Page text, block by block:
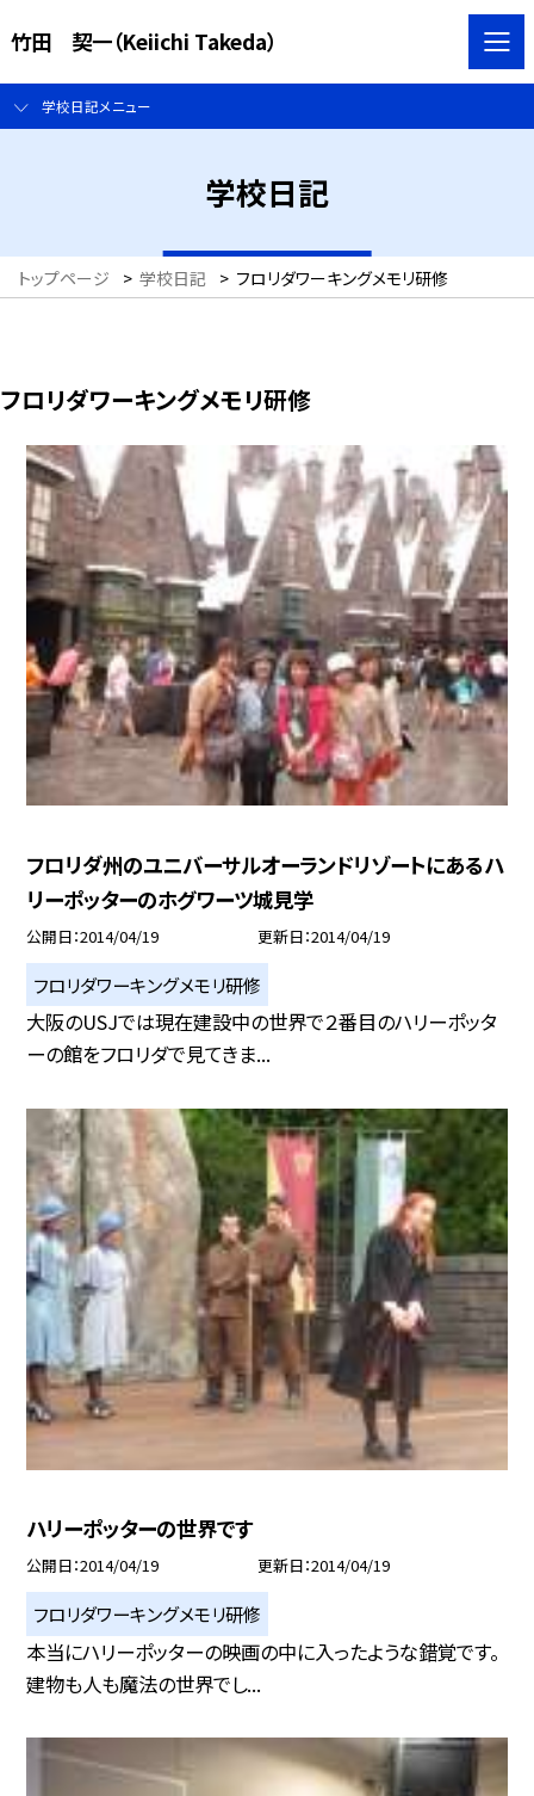
竹田 契一（Keiichi Takeda）
学校日記メニュー
学校日記
トップページ > 学校日記 > フロリダワーキングメモリ研修
フロリダワーキングメモリ研修
フロリダ州のユニバーサルオーランドリゾートにあるハ
リーポッターのホグワーツ城見学
公開日 2014/04/19 更新日 2014/04/19
フロリダワーキングメモリ研修
大阪のUSJでは現在建設中の世界で２番目のハリーポッタ
ーの館をフロリダで見てきま...
ハリーポッターの世界です
公開日 2014/04/19 更新日 2014/04/19
フロリダワーキングメモリ研修
本当にハリーポッターの映画の中に入ったような錯覚です。
建物も人も魔法の世界でし...